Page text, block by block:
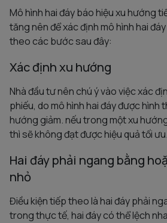
Mô hình hai đáy báo hiệu xu hướng
tăng nên để xác định mô hình hai
theo các bước sau đây:
Xác định xu hướng
Nhà đầu tư nên chú ý vào việc xác
phiếu, do mô hình hai đáy được hình
hướng giảm. nếu trong một xu
thì sẽ không đạt được hiệu quả tối ưu.
Hai đáy phải ngang bằng
nhỏ
Điều kiện tiếp theo là hai đáy phải
trong thực tế, hai đáy có thể lệch